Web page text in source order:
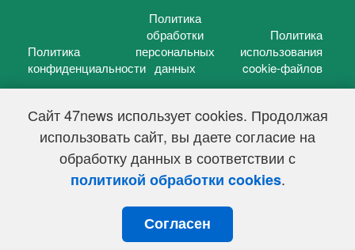
Сайт 47news использует cookies. Продолжая
использовать сайт, вы даете согласие на
обработку данных в соответствии с
политикой обработки cookies.
Согласен
Политика
конфиденциальности
Политика
обработки
персональных
данных
Политика
использования
cookie-файлов
47 новостей (47 news)2005 — 2026 г.
Свидетельство о регистрации СМИ Эл № ФС 77-39848, выдано
Федеральной службой по надзору в сфере связи,
информационных технологий и массовых коммуникаций